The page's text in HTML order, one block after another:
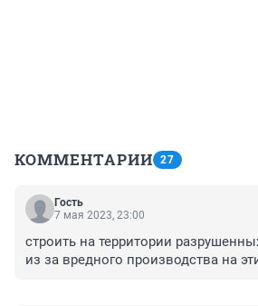
КОММЕНТАРИИ 27
Гость
7 мая 2023, 23:00
строить на территории
из за вредного производства на